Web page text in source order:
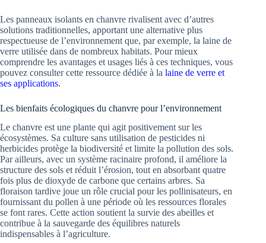
Les panneaux isolants en chanvre rivalisent avec d’autres
solutions traditionnelles, apportant une alternative plus
respectueuse de l’environnement que, par exemple, la laine de
verre utilisée dans de nombreux habitats. Pour mieux
comprendre les avantages et usages liés à ces techniques, vous
pouvez consulter cette ressource dédiée à la laine de verre et
ses applications.
Les bienfaits écologiques du chanvre pour l’environnement
Le chanvre est une plante qui agit positivement sur les
écosystèmes. Sa culture sans utilisation de pesticides ni
herbicides protège la biodiversité et limite la pollution des sols.
Par ailleurs, avec un système racinaire profond, il améliore la
structure des sols et réduit l’érosion, tout en absorbant quatre
fois plus de dioxyde de carbone que certains arbres. Sa
floraison tardive joue un rôle crucial pour les pollinisateurs, en
fournissant du pollen à une période où les ressources florales
se font rares. Cette action soutient la survie des abeilles et
contribue à la sauvegarde des équilibres naturels
indispensables à l’agriculture.